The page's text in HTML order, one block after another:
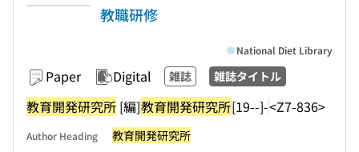
教職研修
Paper Digital 雑誌 雑誌タイトル
教育開発研究所 [編]教育開発研究所[19--]-<Z7-836>
National Diet Library
Author Heading 教育開発研究所